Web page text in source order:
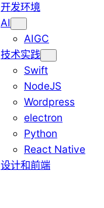
开发环境
AI
AIGC
技术实践
Swift
NodeJS
Wordpress
electron
Python
React Native
设计和前端